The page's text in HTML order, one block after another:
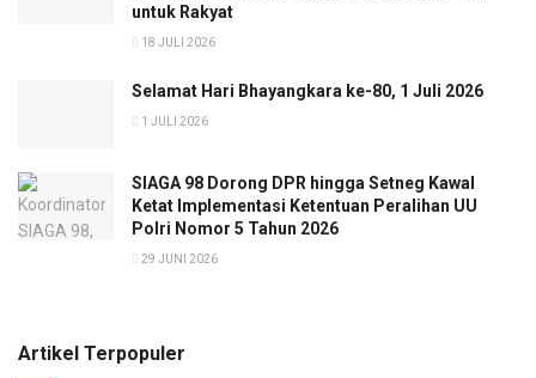
untuk Rakyat
18 JULI 2026
Selamat Hari Bhayangkara ke-80, 1 Juli 2026
1 JULI 2026
SIAGA 98 Dorong DPR hingga Setneg Kawal
Ketat Implementasi Ketentuan Peralihan UU
Polri Nomor 5 Tahun 2026
29 JUNI 2026
Artikel Terpopuler